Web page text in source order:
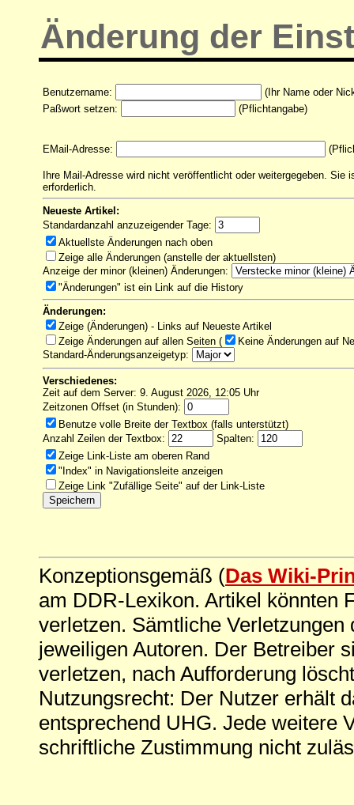
Änderung der
Benutzername:
(Ihr Name oder
Paßwort setzen:
(Pflichtangabe)
EMail-Adresse:
Ihre Mail-Adresse wird nicht veröffentlicht oder weitergegeben. Sie
erforderlich.
Neueste Artikel:
Standardanzahl anzuzeigender Tage:
Aktuellste Änderungen nach oben
Zeige alle Änderungen (anstelle der aktuellsten)
Anzeige der minor (kleinen) Änderungen:
"Änderungen" ist ein Link auf die History
Änderungen:
Zeige (Änderungen) - Links auf Neueste Artikel
Zeige Änderungen auf allen Seiten (
Keine Änderungen auf
Standard-Änderungsanzeigetyp:
Verschiedenes:
Zeit auf dem Server: 9. August 2026, 12:05 Uhr
Zeitzonen Offset (in Stunden):
Benutze volle Breite der Textbox (falls unterstützt)
Anzahl Zeilen der Textbox:
Spalten:
Zeige Link-Liste am oberen Rand
"Index" in Navigationsleite anzeigen
Zeige Link "Zufällige Seite" auf der Link-Liste
Konzeptionsgemäß (Das Wiki-
am DDR-Lexikon. Artikel könnten
verletzen. Sämtliche
jeweiligen Autoren. Der Betreiber
verletzen, nach Aufforderung
Nutzungsrecht: Der Nutzer erhält
entsprechend UHG. Jede weitere
schriftliche Zustimmung nicht